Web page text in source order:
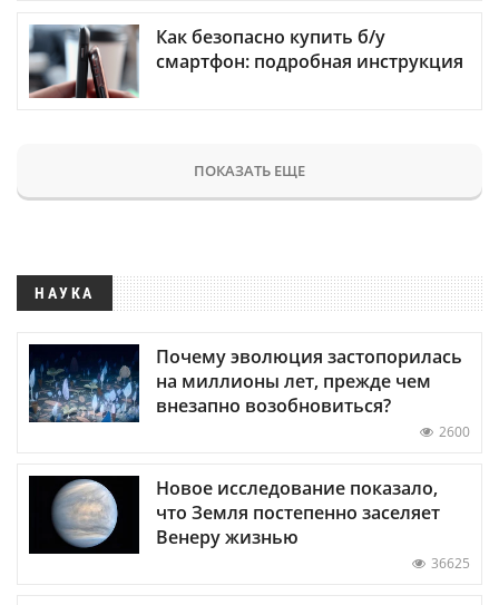
Как безопасно купить б/у
смартфон: подробная инструкция
ПОКАЗАТЬ ЕЩЕ
НАУКА
Почему эволюция застопорилась
на миллионы лет, прежде чем
внезапно возобновиться?
2600
Новое исследование показало,
что Земля постепенно заселяет
Венеру жизнью
36625